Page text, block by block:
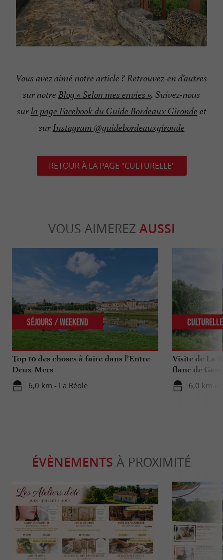
Vous avez aimé notre article ? Retrouvez-en d’autres
sur notre Blog « Selon mes envies ». Suivez-nous
surla page Facebook du Guide Bordeaux Gironde et
surInstagram @guidebordeauxgironde
RETOUR À LA PAGE "CULTURELLE"
VOUS AIMEREZ AUSSI
Top 10 des choses à faire dans l’Entre-
Deux-Mers
6,0 km - La Réole
Séjours / Weekend
Visite de La
flanc de
6,0 km -
Culturelle
ÉVÈNEMENTS À PROXIMITÉ